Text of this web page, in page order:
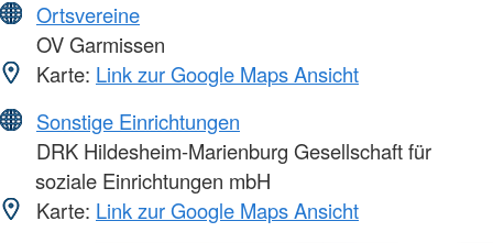
Ortsvereine
OV Garmissen
Karte: Link zur Google Maps Ansicht
Sonstige Einrichtungen
DRK Hildesheim-Marienburg Gesellschaft für
soziale Einrichtungen mbH
Karte: Link zur Google Maps Ansicht